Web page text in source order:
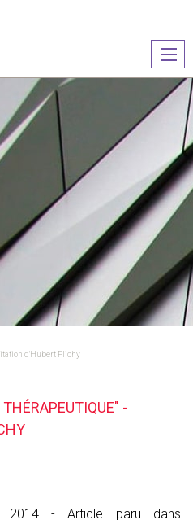
le
d'Hubert Flichy
-
2014 - Article paru dans